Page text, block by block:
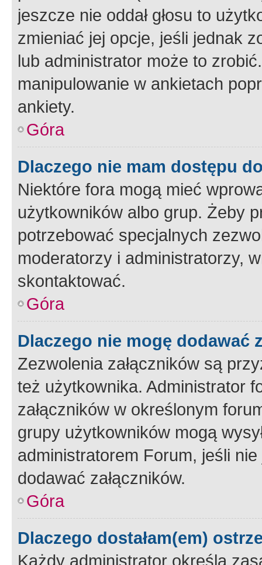
jeszcze nie oddał głosu to
zmieniać jej opcje, jeśli jednak
lub administrator może to
manipulowanie w ankietach
ankiety.
Góra
Dlaczego nie mam dostępu
Niektóre fora mogą mieć
użytkowników albo grup. Żeby
potrzebować specjalnych
moderatorzy i administratorzy,
skontaktować.
Góra
Dlaczego nie mogę dodawać
Zezwolenia załączników są
też użytkownika. Administrator
załączników w określonym
grupy użytkowników mogą
administratorem Forum, jeśli
dodawać załączników.
Góra
Dlaczego dostałam(em)
Każdy administrator określa